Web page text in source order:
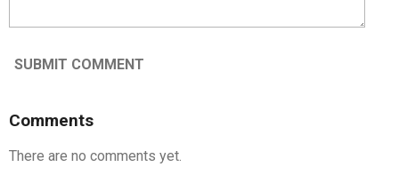
SUBMIT COMMENT
Comments
There are no comments yet.